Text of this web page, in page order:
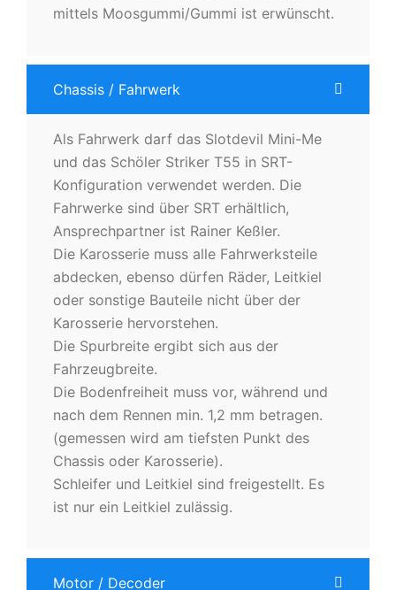
mittels Moosgummi/Gummi ist erwünscht.
Chassis / Fahrwerk
Als Fahrwerk darf das Slotdevil Mini-Me
und das Schöler Striker T55 in SRT-
Konfiguration verwendet werden. Die
Fahrwerke sind über SRT erhältlich,
Ansprechpartner ist Rainer Keßler.
Die Karosserie muss alle Fahrwerksteile
abdecken, ebenso dürfen Räder, Leitkiel
oder sonstige Bauteile nicht über der
Karosserie hervorstehen.
Die Spurbreite ergibt sich aus der
Fahrzeugbreite.
Die Bodenfreiheit muss vor, während und
nach dem Rennen min. 1,2 mm betragen.
(gemessen wird am tiefsten Punkt des
Chassis oder Karosserie).
Schleifer und Leitkiel sind freigestellt. Es
ist nur ein Leitkiel zulässig.
Motor / Decoder